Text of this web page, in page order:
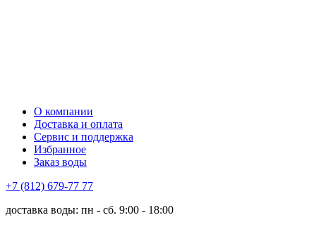
О компании
Доставка и оплата
Сервис и поддержка
Избранное
Заказ воды
+7 (812) 679-77 77
доставка воды: пн - сб. 9:00 - 18:00